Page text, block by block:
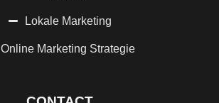
Lokale Marketing
Online Marketing Strategie